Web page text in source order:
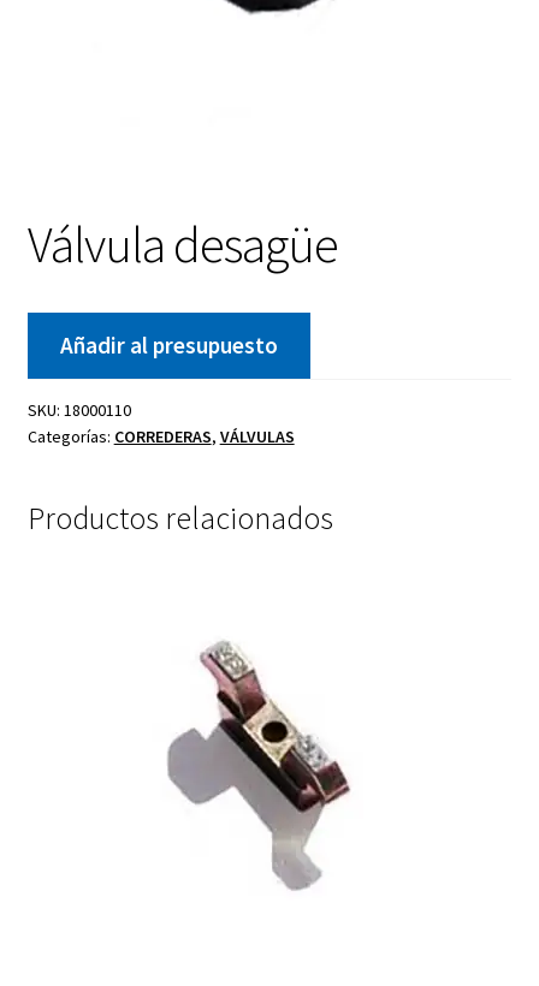
Válvula desagüe
Añadir al presupuesto
SKU: 18000110
Categorías: CORREDERAS, VÁLVULAS
Productos relacionados